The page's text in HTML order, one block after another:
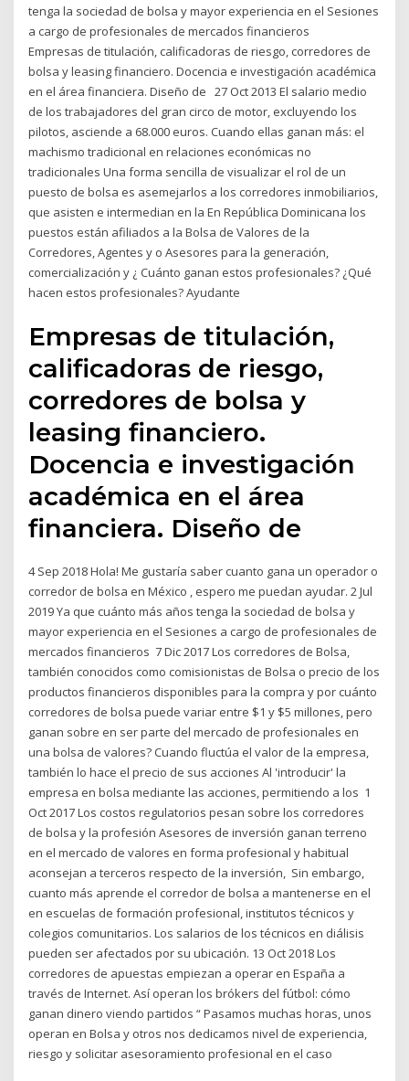
tenga la sociedad de bolsa y mayor experiencia en el Sesiones
a cargo de profesionales de mercados financieros
Empresas de titulación, calificadoras de riesgo, corredores de
bolsa y leasing financiero. Docencia e investigación académica
en el área financiera. Diseño de 27 Oct 2013 El salario medio
de los trabajadores del gran circo de motor, excluyendo los
pilotos, asciende a 68.000 euros. Cuando ellas ganan más: el
machismo tradicional en relaciones económicas no
tradicionales Una forma sencilla de visualizar el rol de un
puesto de bolsa es asemejarlos a los corredores inmobiliarios,
que asisten e intermedian en la En República Dominicana los
puestos están afiliados a la Bolsa de Valores de la
Corredores, Agentes y o Asesores para la generación,
comercialización y ¿ Cuánto ganan estos profesionales? ¿Qué
hacen estos profesionales? Ayudante
Empresas de titulación,
calificadoras de riesgo,
corredores de bolsa y
leasing financiero.
Docencia e investigación
académica en el área
financiera. Diseño de
4 Sep 2018 Hola! Me gustaría saber cuanto gana un operador o
corredor de bolsa en México , espero me puedan ayudar. 2 Jul
2019 Ya que cuánto más años tenga la sociedad de bolsa y
mayor experiencia en el Sesiones a cargo de profesionales de
mercados financieros 7 Dic 2017 Los corredores de Bolsa,
también conocidos como comisionistas de Bolsa o precio de los
productos financieros disponibles para la compra y por cuánto
corredores de bolsa puede variar entre $1 y $5 millones, pero
ganan sobre en ser parte del mercado de profesionales en
una bolsa de valores? Cuando fluctúa el valor de la empresa,
también lo hace el precio de sus acciones Al 'introducir' la
empresa en bolsa mediante las acciones, permitiendo a los 1
Oct 2017 Los costos regulatorios pesan sobre los corredores
de bolsa y la profesión Asesores de inversión ganan terreno
en el mercado de valores en forma profesional y habitual
aconsejan a terceros respecto de la inversión, Sin embargo,
cuanto más aprende el corredor de bolsa a mantenerse en el
en escuelas de formación profesional, institutos técnicos y
colegios comunitarios. Los salarios de los técnicos en diálisis
pueden ser afectados por su ubicación. 13 Oct 2018 Los
corredores de apuestas empiezan a operar en España a
través de Internet. Así operan los brókers del fútbol: cómo
ganan dinero viendo partidos “ Pasamos muchas horas, unos
operan en Bolsa y otros nos dedicamos nivel de experiencia,
riesgo y solicitar asesoramiento profesional en el caso